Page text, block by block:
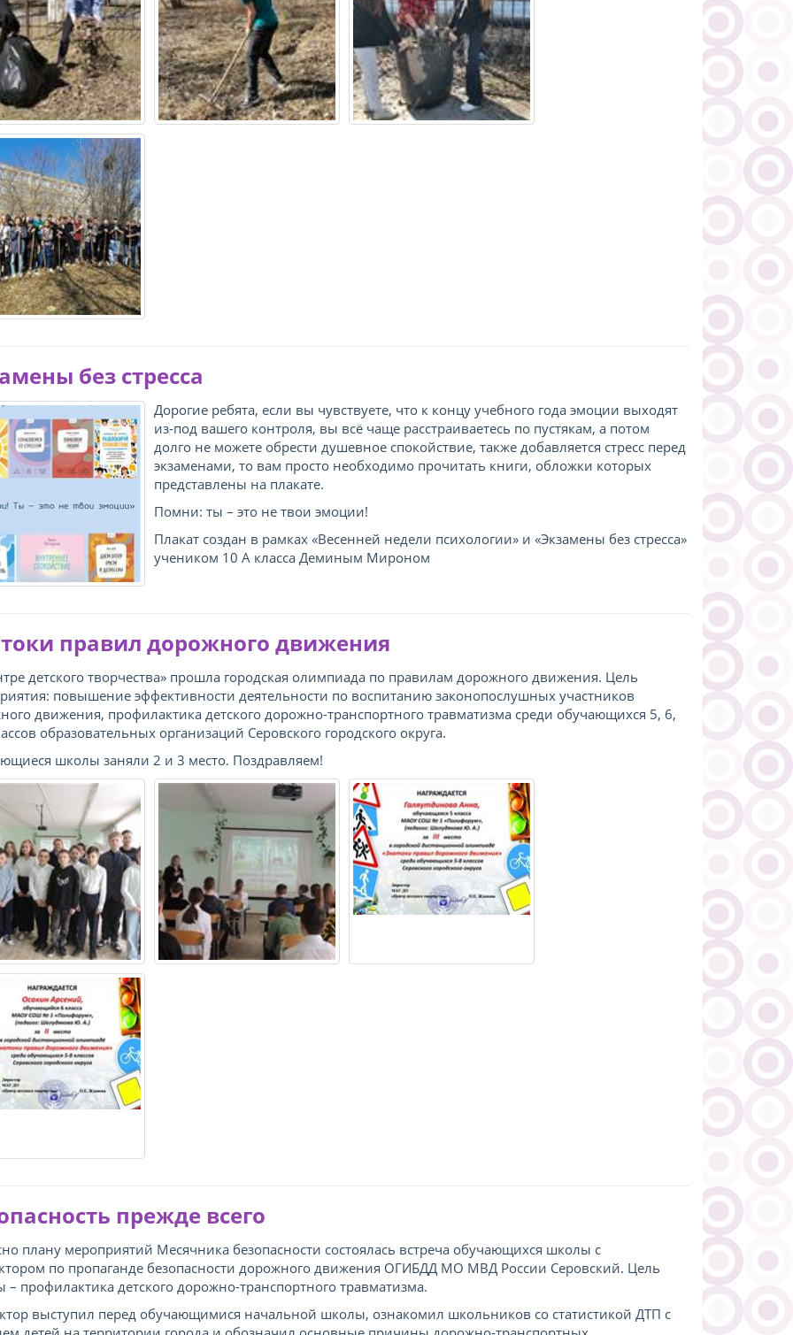
без стресса
Дорогие ребята, если вы чувствуете, что к концу учебного года эмоции выходят
из-под вашего контроля, вы всё чаще расстраиваетесь по пустякам, а потом
долго не можете обрести душевное спокойствие, также добавляется стресс перед
экзаменами, то вам просто необходимо прочитать книги, обложки которых
представлены на плакате.
Помни: ты – это не твои эмоции!
Плакат создан в рамках «Весенней недели психологии» и «Экзамены без стресса»
учеником 10 А класса Деминым Мироном
правил дорожного движения
детского творчества» прошла городская олимпиада по правилам дорожного движения. Цель
повышение эффективности деятельности по воспитанию законопослушных участников
движения, профилактика детского дорожно-транспортного травматизма среди обучающихся 5, 6,
образовательных организаций Серовского городского округа.
школы заняли 2 и 3 место. Поздравляем!
прежде всего
плану мероприятий Месячника безопасности состоялась встреча обучающихся школы с
по пропаганде безопасности дорожного движения ОГИБДД МО МВД России Серовский. Цель
– профилактика детского дорожно-транспортного травматизма.
выступил перед обучающимися начальной школы, ознакомил школьников со статистикой ДТП с